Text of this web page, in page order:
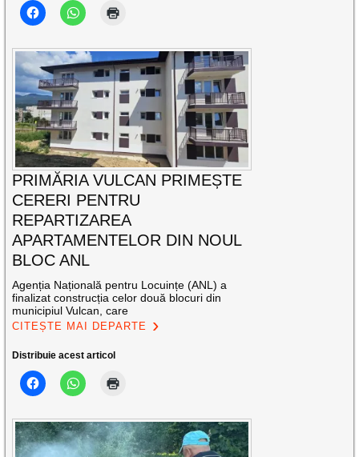
PRIMĂRIA VULCAN PRIMEȘTE
CERERI PENTRU
REPARTIZAREA
APARTAMENTELOR DIN NOUL
BLOC ANL
Agenția Națională pentru Locuințe (ANL) a
finalizat construcția celor două blocuri din
municipiul Vulcan, care
CITEȘTE MAI DEPARTE
Distribuie acest articol